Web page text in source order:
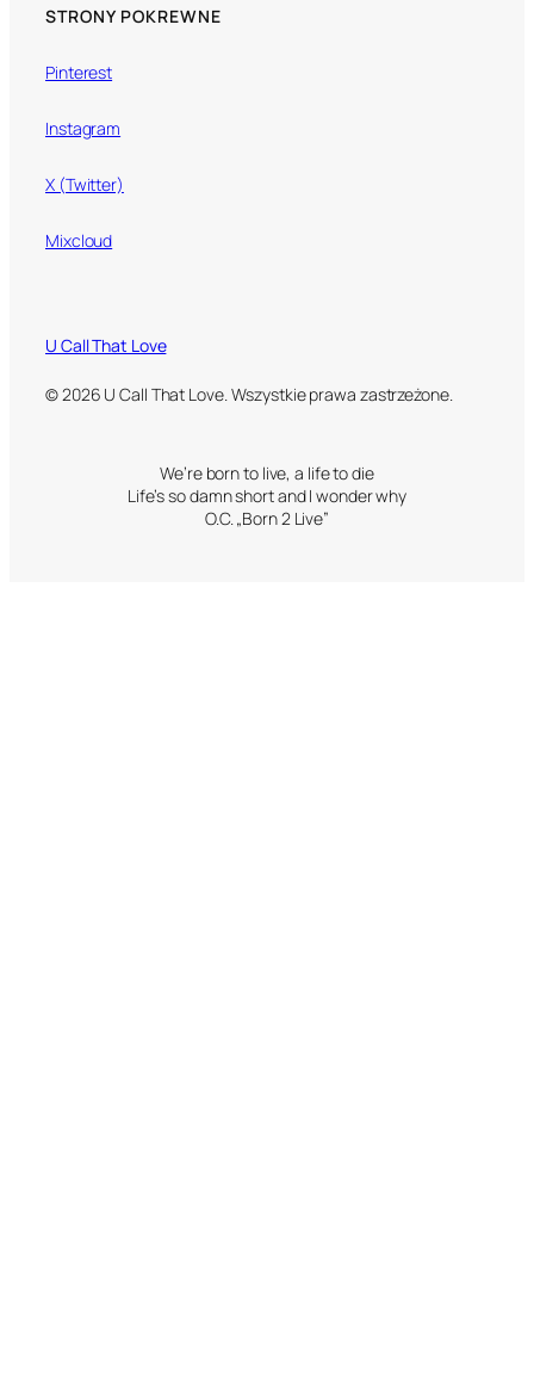
STRONY POKREWNE
Pinterest
Instagram
X (Twitter)
Mixcloud
U Call That Love
© 2026 U Call That Love. Wszystkie prawa zastrzeżone.
We’re born to live, a life to die
Life’s so damn short and I wonder why
O.C. „Born 2 Live”